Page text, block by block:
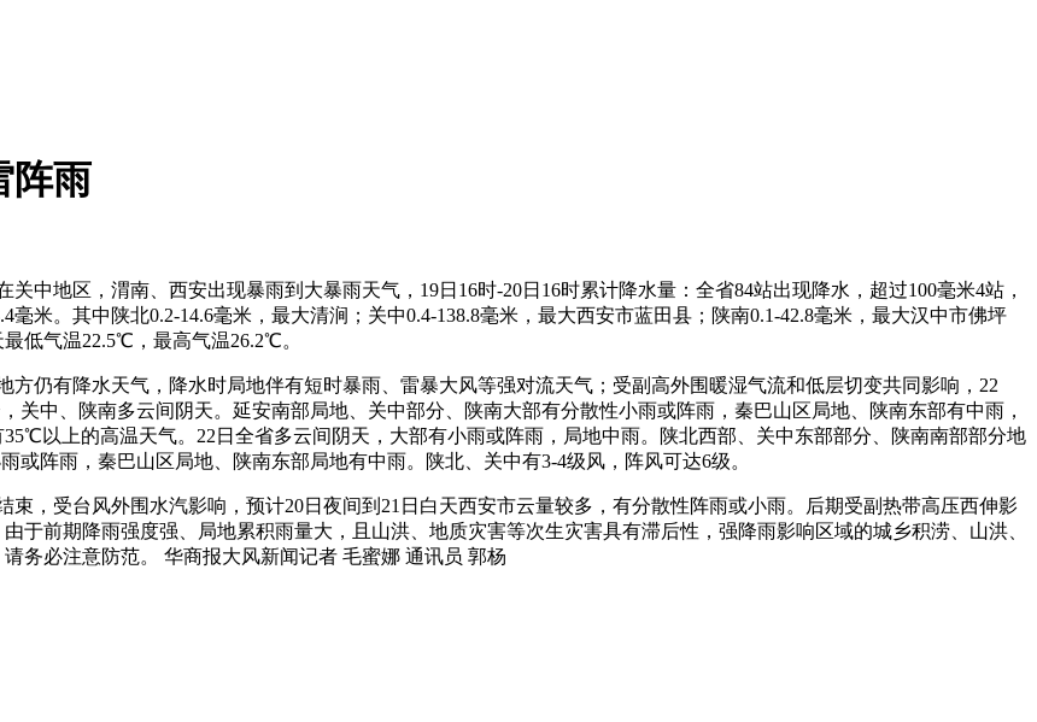
阵雨
中地区，渭南、西安出现暴雨到大暴雨天气，19日16时-20日16时累计降水量：全省84站出现降水，超过100毫米4站，
米。其中陕北0.2-14.6毫米，最大清涧；关中0.4-138.8毫米，最大西安市蓝田县；陕南0.1-42.8毫米，最大汉中市佛坪
低气温22.5℃，最高气温26.2℃。
仍有降水天气，降水时局地伴有短时暴雨、雷暴大风等强对流天气；受副高外围暖湿气流和低层切变共同影响，22
关中、陕南多云间阴天。延安南部局地、关中部分、陕南大部有分散性小雨或阵雨，秦巴山区局地、陕南东部有中雨，
以上的高温天气。22日全省多云间阴天，大部有小雨或阵雨，局地中雨。陕北西部、关中东部部分、陕南南部部分地
阵雨，秦巴山区局地、陕南东部局地有中雨。陕北、关中有3-4级风，阵风可达6级。
，受台风外围水汽影响，预计20日夜间到21日白天西安市云量较多，有分散性阵雨或小雨。后期受副热带高压西伸影
于前期降雨强度强、局地累积雨量大，且山洪、地质灾害等次生灾害具有滞后性，强降雨影响区域的城乡积涝、山洪、
务必注意防范。 华商报大风新闻记者 毛蜜娜 通讯员 郭杨